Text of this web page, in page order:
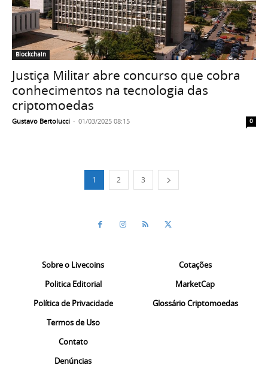
Blockchain
Justiça Militar abre concurso que cobra
conhecimentos na tecnologia das
criptomoedas
Gustavo Bertolucci - 01/03/2025 08:15 0
1 2 3
Sobre o Livecoins
Politica Editorial
Política de Privacidade
Termos de Uso
Contato
Denúncias
Cotações
MarketCap
Glossário Criptomoedas